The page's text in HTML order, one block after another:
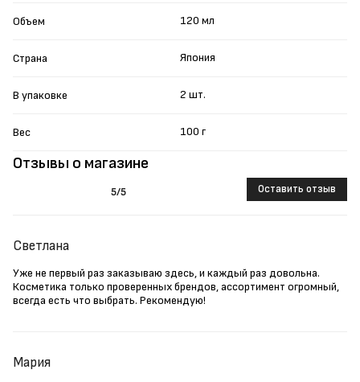
Отзывы о магазине
5/5 Оставить отзыв
Светлана
Уже не первый раз заказываю здесь, и каждый раз довольна.
Косметика только проверенных брендов, ассортимент огромный,
всегда есть что выбрать. Рекомендую!
Мария
Объем 120 мл
Страна Япония
В упаковке 2 шт.
Вес 100 г